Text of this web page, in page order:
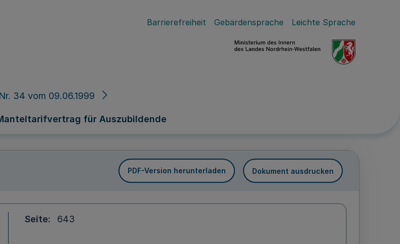
Barrierefreiheit Gebärdensprache Leichte Sprache
34 vom 09.06.1999
für Auszubildende
PDF-Version herunterladen Dokument ausdrucken
Seite 643